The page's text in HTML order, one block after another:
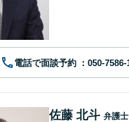
電話で面談予約
佐藤 北斗 弁護士